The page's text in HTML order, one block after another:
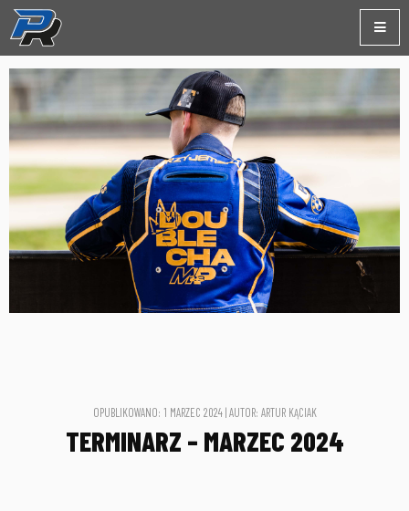
OPUBLIKOWANO: 1 MARZEC 2024 | AUTOR: ARTUR KĄCIAK
TERMINARZ – MARZEC 2024